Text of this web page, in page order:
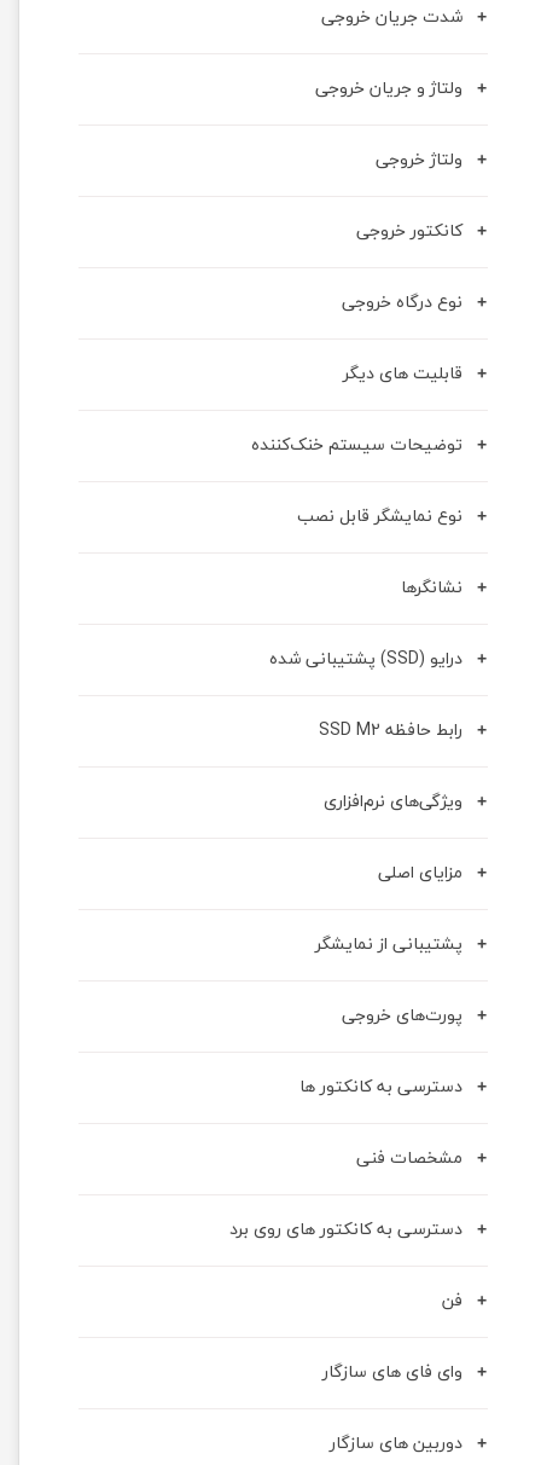
شدت جریان خروجی
ولتاژ و جریان خروجی
ولتاژ خروجی
کانکتور خروجی
نوع درگاه خروجی
قابلیت های دیگر
توضیحات سیستم خنک‌کننده
نوع نمایشگر قابل نصب
نشانگرها
درایو (SSD) پشتیبانی شده
رابط حافظه SSD M2
ویژگی‌های نرم‌افزاری
مزایای اصلی
پشتیبانی از نمایشگر
پورت‌های خروجی
دسترسی به کانکتور ها
مشخصات فنی
دسترسی به کانکتور های روی برد
فن
وای فای های سازگار
دوربین های سازگار